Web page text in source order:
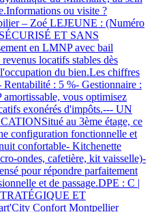
ou visite ?
– Zoé LEJEUNE : (Numéro
ET SANS
en LMNP avec bail
locatifs stables dès
du bien.Les chiffres
: 5 %- Gestionnaire :
vous optimisez
exonérés d'impôts.--- UN
au 3ème étage, ce
configuration fonctionnelle et
confortable- Kitchenette
ondes, cafetière, kit vaisselle)-
pour répondre parfaitement
et de passage.DPE : C |
ET
Confort Montpellier